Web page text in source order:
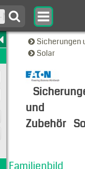
Sicherungen
Solar
und
Zubehör
Familienbild